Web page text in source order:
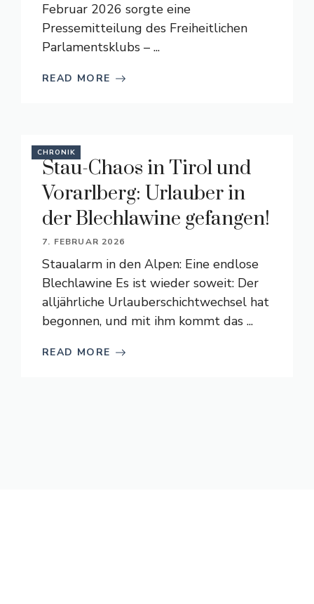
Februar 2026 sorgte eine
Pressemitteilung des Freiheitlichen
Parlamentsklubs – ...
READ MORE
CHRONIK
Stau-Chaos in Tirol und
Vorarlberg: Urlauber in
der Blechlawine gefangen!
7. FEBRUAR 2026
Staualarm in den Alpen: Eine endlose
Blechlawine Es ist wieder soweit: Der
alljährliche Urlauberschichtwechsel hat
begonnen, und mit ihm kommt das ...
READ MORE